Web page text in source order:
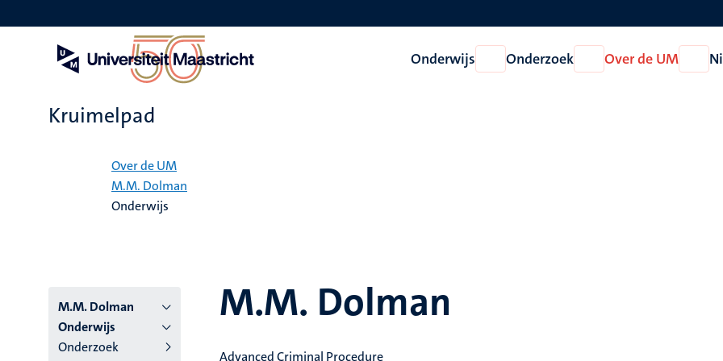
en
Onderwijs
Open
Onderwijs
Onderzoek
Open
Onderzoek
Over de UM
Open
Over
Kruimelpad
Over de UM
M.M. Dolman
Onderwijs
M.M. Dolman
Onderwijs
Onderzoek
M.M. Dolman
Advanced Criminal Procedure